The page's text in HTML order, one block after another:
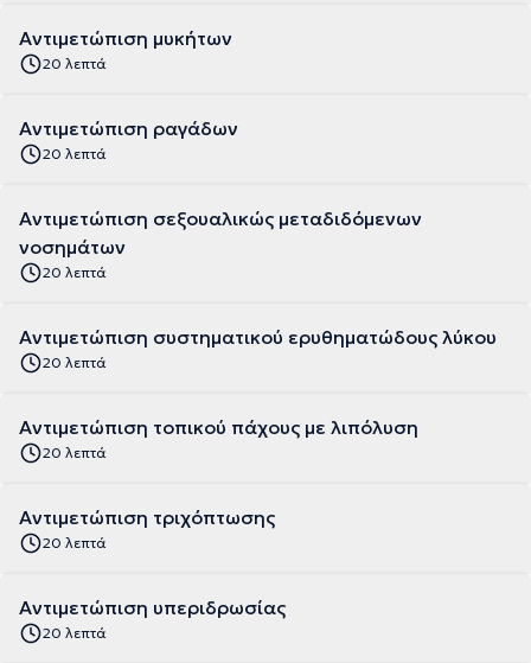
Αντιμετώπιση μυκήτων
20 λεπτά
Αντιμετώπιση ραγάδων
20 λεπτά
Αντιμετώπιση σεξουαλικώς μεταδιδόμενων
νοσημάτων
20 λεπτά
Αντιμετώπιση συστηματικού ερυθηματώδους λύκου
20 λεπτά
Αντιμετώπιση τοπικού πάχους με λιπόλυση
20 λεπτά
Αντιμετώπιση τριχόπτωσης
20 λεπτά
Αντιμετώπιση υπεριδρωσίας
20 λεπτά